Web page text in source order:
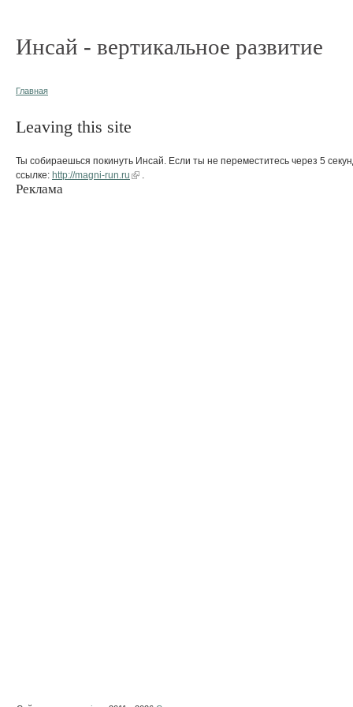
Инсай - вертикальное развитие
Главная
Leaving this site
Ты собираешься покинуть Инсай. Если ты не переместитесь через 5
ссылке: http://magni-run.ru
Реклама